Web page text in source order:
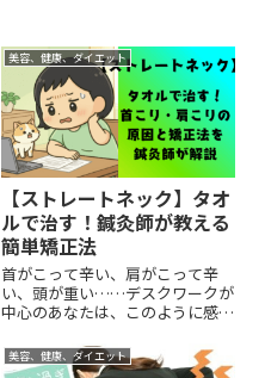
美容、健康、ダイエット
【ストレートネック】タオ
ルで治す！鍼灸師が教える
簡単矯正法
首がこって辛い、肩がこって辛
い、頭が重い……デスクワークが
中心のあなたは、このように感じ
院にも患者様の半数くらいが、
首・肩こりの治療に通っていらっ
美容、健康、ダイエット